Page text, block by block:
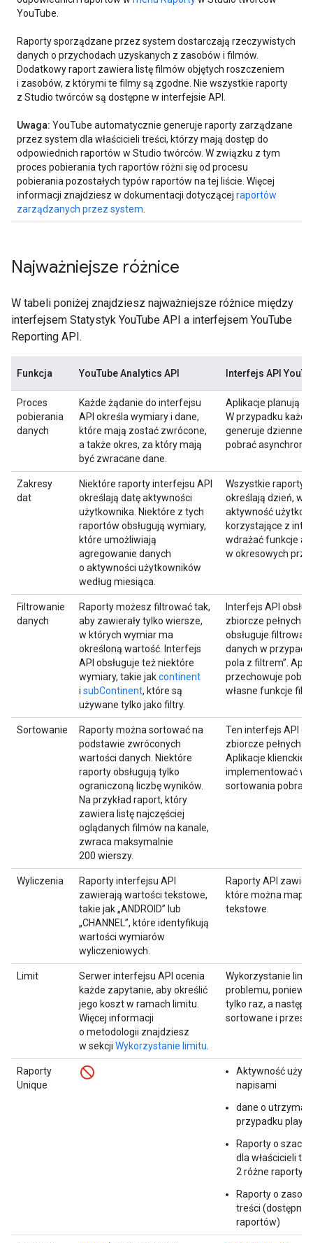
YouTube.
Raporty sporządzane przez system dostarczają rzeczywistych
danych o przychodach uzyskanych z zasobów i filmów.
Dodatkowy raport zawiera listę filmów objętych roszczeniem
i zasobów, z którymi te filmy są zgodne. Nie wszystkie raporty
z Studio twórców są dostępne w interfejsie API.
Uwaga: YouTube automatycznie generuje raporty zarządzane
przez system dla właścicieli treści, którzy mają dostęp do
odpowiednich raportów w Studio twórców. W związku z tym
proces pobierania tych raportów różni się od procesu
pobierania pozostałych typów raportów na tej liście. Więcej
informacji znajdziesz w dokumentacji dotyczącej raportów
zarządzanych przez system
Najważniejsze różnice
W tabeli poniżej znajdziesz najważniejsze różnice między
interfejsem Statystyk YouTube API a interfejsem YouTube
Reporting API.
Funkcja YouTube Analytics API Interfejs API
Proces
pobierania
danych
Każde żądanie do interfejsu
API określa wymiary i dane,
które mają zostać zwrócone,
a także okres, za który mają
być zwracane dane.
Aplikacje planują
W przypadku
generuje dzienne
pobrać
Zakresy
dat
Niektóre raporty interfejsu API
określają datę aktywności
użytkownika. Niektóre z tych
raportów obsługują wymiary,
które umożliwiają
agregowanie danych
o aktywności użytkowników
według miesiąca.
Wszystkie raporty
określają dzień, w
aktywność
korzystające z
wdrażać funkcje
w okresowych
Filtrowanie
danych
Raporty możesz filtrować tak,
aby zawierały tylko wiersze,
w których wymiar ma
określoną wartość. Interfejs
API obsługuje też niektóre
wymiary, takie jakcontinent
i subContinent, które są
używane tylko jako filtry.
Interfejs API
zbiorcze pełnych
obsługuje
danych w
pola z filtrem”.
przechowuje
własne funkcje
Sortowanie
Raporty można sortować na
podstawie zwróconych
wartości danych. Niektóre
raporty obsługują tylko
ograniczoną liczbę wyników.
Na przykład raport, który
zawiera listę najczęściej
oglądanych filmów na kanale,
zwraca maksymalnie
200 wierszy.
Ten interfejs API
zbiorcze pełnych
Aplikacje klienckie
implementować
sortowania
Wyliczenia
Raporty interfejsu API
zawierają wartości tekstowe,
takie jak „ANDROID” lub
„CHANNEL”, które identyfikują
wartości wymiarów
wyliczeniowych.
Raporty API
które można
tekstowe.
Limit
Serwer interfejsu API ocenia
każde zapytanie, aby określić
jego koszt w ramach limitu.
Więcej informacji
o metodologii znajdziesz
w sekcji Wykorzystanie limitu
Wykorzystanie
problemu,
tylko raz, a
sortowane i
Raporty
Unique
Aktywność
napisami
dane o
przypadku
Raporty o
dla właścicieli
2 różne raporty)
Raporty o
treści
raportów)